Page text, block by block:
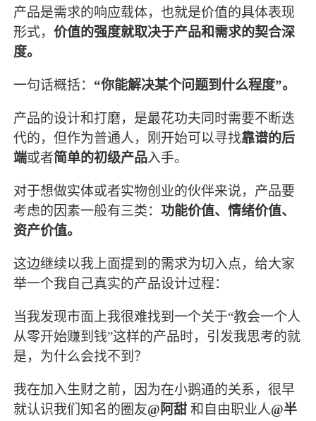
产品是需求的响应载体，也就是价值的具体表现
形式，价值的强度就取决于产品和需求的契合深
度。
一句话概括： “你能解决某个问题到什么程度”。
产品的设计和打磨，是最花功夫同时需要不断迭
代的，但作为普通人，刚开始可以寻找靠谱的后
端或者简单的初级产品入手。
对于想做实体或者实物创业的伙伴来说，产品要
考虑的因素一般有三类：功能价值、情绪价值、
资产价值。
这边继续以我上面提到的需求为切入点，给大家
举一个我自己真实的产品设计过程：
当我发现市面上我很难找到一个关于“教会一个人
从零开始赚到钱”这样的产品时，引发我思考的就
是，为什么会找不到？
我在加入生财之前，因为在小鹅通的关系，很早
就认识我们知名的圈友@阿甜 和自由职业人@半